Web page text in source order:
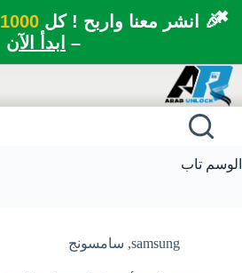
🎉 انشر معنا واربح ! كل1000 نقطة
– ابدأ الآن
✖
التجاوز
إلى
المحتوى
الوسم تاب
samsung
, سامسونج